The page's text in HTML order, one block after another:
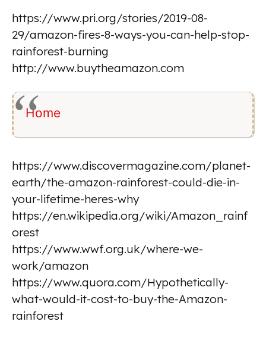
https://www.pri.org/stories/2019-08-
29/amazon-fires-8-ways-you-can-help-stop-
rainforest-burning
http://www.buytheamazon.com
Home
https://www.discovermagazine.com/planet-
earth/the-amazon-rainforest-could-die-in-
your-lifetime-heres-why
https://en.wikipedia.org/wiki/Amazon_rainf
orest
https://www.wwf.org.uk/where-we-
work/amazon
https://www.quora.com/Hypothetically-
what-would-it-cost-to-buy-the-Amazon-
rainforest